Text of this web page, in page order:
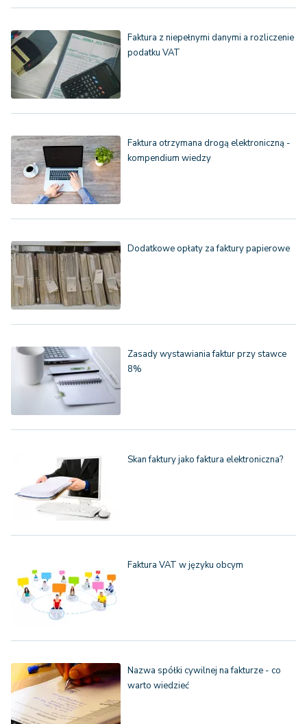
Faktura z niepełnymi danymi a rozliczenie
podatku VAT
Faktura otrzymana drogą elektroniczną -
kompendium wiedzy
Dodatkowe opłaty za faktury papierowe
Zasady wystawiania faktur przy stawce
8%
Skan faktury jako faktura elektroniczna?
Faktura VAT w języku obcym
Nazwa spółki cywilnej na fakturze - co
warto wiedzieć